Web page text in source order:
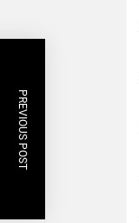
PREVIOUS POST